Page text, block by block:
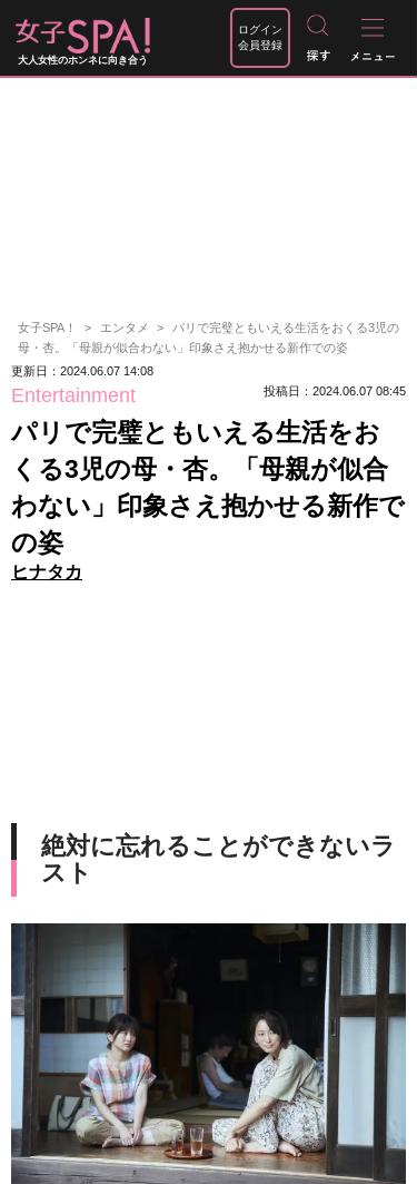
大人女性のホンネに向き合う
ログイン
会員登録
女子SPA！ エンタメ
パリで完璧ともいえる生活をおくる3児の
母・杏。「母親が似合わない」印象さえ抱かせる新作での姿
更新日：2024.06.07 14:08
Entertainment 投稿日：2024.06.07 08:45
パリで完璧ともいえる生活をお
くる3児の母・杏。「母親が似合
わない」印象さえ抱かせる新作で
の姿
ヒナタカ
絶対に忘れることができないラ
スト